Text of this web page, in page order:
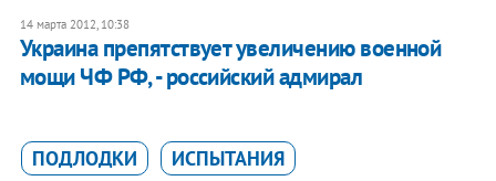
14 марта 2012, 10:38
​Украина препятствует увеличению военной
мощи ЧФ РФ, - российский адмирал
ПОДЛОДКИ ИСПЫТАНИЯ